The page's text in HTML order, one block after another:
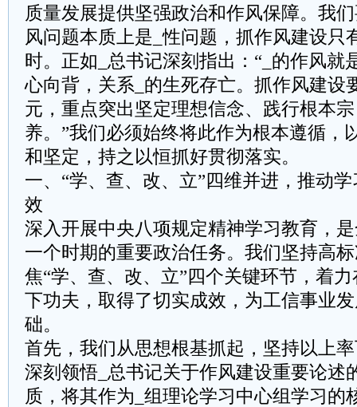
质量发展提供坚强政治和作风保障。我
风问题本质上是_性问题，抓作风建设只
时。正如_总书记深刻指出：“_的作风就
心向背，关系_的生死存亡。抓作风建设
元，重点突出坚定理想信念、践行根本
养。”我们必须始终将此作为根本遵循，
和坚定，持之以恒抓好贯彻落实。
一、“学、查、改、立”四维并进，推动
效
深入开展中央八项规定精神学习教育，
一个时期的重要政治任务。我们坚持高
焦“学、查、改、立”四个关键环节，着
下功夫，取得了切实成效，为工信事业
础。
首先，我们从思想根基抓起，坚持以上
深刻领悟_总书记关于作风建设重要论述
质，将其作为_组理论学习中心组学习的